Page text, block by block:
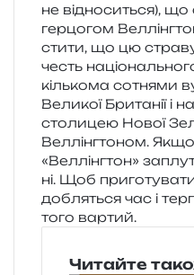
не від­но­си­ться),
гер­цо­гом
сти­ти, що цю
честь
кіль­ко­ма сотня­ми
Великої Британії і
сто­ли­цею Нової
Веллінгтоном. Якщо
«Веллінгтон»
ні. Щоб
до­бля­ться час і
того вартий.
Читайте